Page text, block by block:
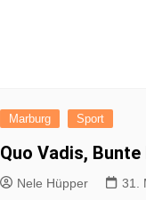
Marburg Sport
Quo Vadis, Bunte
Nele Hüpper 31.